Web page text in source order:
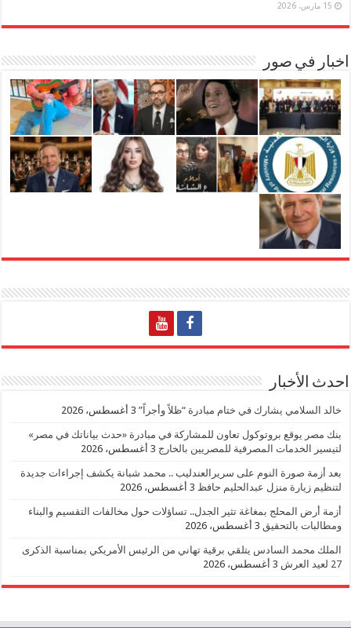
15 مارس، 2026
اخبار في صور
احدث الأخبار
خالد السلامي يشارك في ختام مبادرة “ظلاً وأجراً” 3 أغسطس، 2026
بنك مصر يوقع بروتوكول تعاون للمشاركة في مبادرة «حدث بياناتك في مصر»
لتيسير الخدمات المصرفية للمصريين بالخارج 3 أغسطس، 2026
بعد أزمة صورة النوم على سريرالعندليب .. محمد شبانة يكشف إجراءات جديدة
لتنظيم زيارة منزل عبدالحليم حافظ 3 أغسطس، 2026
أزمة أرض المحلج بمغاغة تثير الجدل.. تساؤلات حول مخالفات التقسيم والبناء
ومطالبات بالتحقيق 3 أغسطس، 2026
الملك محمد السادس يتلقي برقية تهاني من الرئيس الأمريكي بمناسبة الذكرى
27 لعيد العرش
3 أغسطس، 2026